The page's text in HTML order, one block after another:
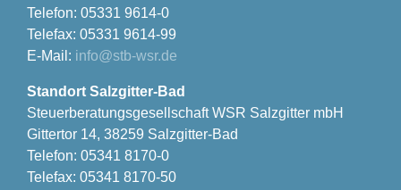
Telefon: 05331 9614-0
Telefax: 05331 9614-99
E-Mail: info@stb-wsr.de
Standort Salzgitter-Bad
Steuerberatungsgesellschaft WSR Salzgitter mbH
Gittertor 14, 38259 Salzgitter-Bad
Telefon: 05341 8170-0
Telefax: 05341 8170-50